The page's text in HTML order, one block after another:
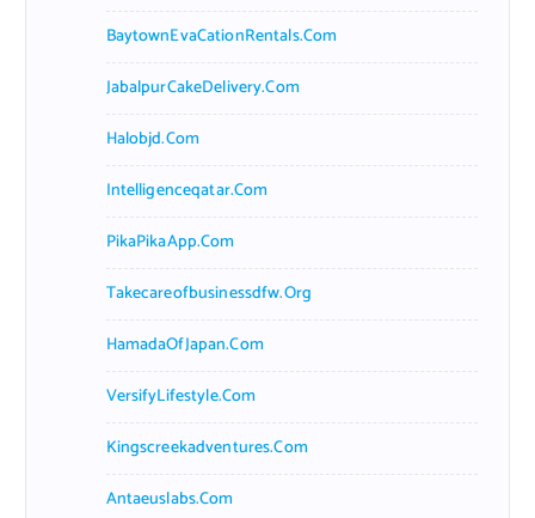
BaytownEvaCationRentals.com
JabalpurCakeDelivery.com
Halobjd.com
Intelligenceqatar.com
PikaPikaApp.com
Takecareofbusinessdfw.org
HamadaOfJapan.com
VersifyLifestyle.com
Kingscreekadventures.com
Antaeuslabs.com